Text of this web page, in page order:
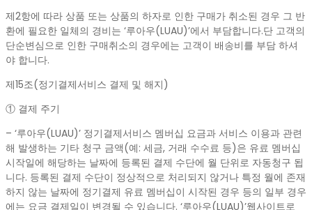
제2항에 따라 상품 또는 상품의 하자로 인한 구매가 취소된 경우 그 반
환에 필요한 일체의 경비는 ‘루아우(LUAU)’에서 부담합니다.단 고객의
단순변심으로 인한 구매취소의 경우에는 고객이 배송비를 부담 하셔
야 합니다.
제15조(정기결제서비스 결제 및 해지)
① 결제 주기
– ‘루아우(LUAU)’ 정기결제서비스 멤버십 요금과 서비스 이용과 관련
해 발생하는 기타 청구 금액(예: 세금, 거래 수수료 등)은 유료 멤버십
시작일에 해당하는 날짜에 등록된 결제 수단에 월 단위로 자동청구 됩
니다. 등록된 결제 수단이 정상적으로 처리되지 않거나 특정 월에 존재
하지 않는 날짜에 정기결제 유료 멤버십이 시작된 경우 등의 일부 경우
에는 요금 결제일이 변경될 수 있습니다. ‘루아우(LUAU)’웹사이트로